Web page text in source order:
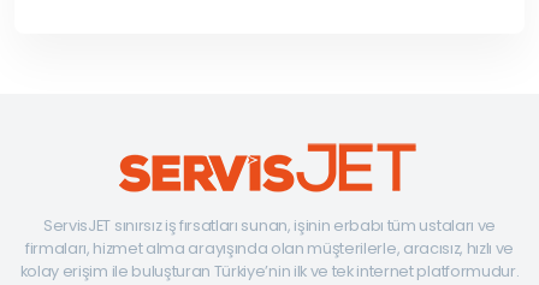
ServisJET sınırsız iş fırsatları sunan, işinin erbabı tüm ustaları ve
firmaları, hizmet alma arayışında olan müşterilerle, aracısız, hızlı ve
kolay erişim ile buluşturan Türkiye’nin ilk ve tek internet platformudur.